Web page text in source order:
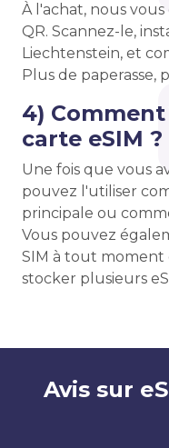
À l'achat, nous
QR. Scannez-le,
Liechtenstein, et
Plus de paperasse,
4)
carte eSIM ?
Une fois que vous
pouvez l'utiliser
principale ou
Vous pouvez
SIM à tout moment
stocker plusieurs
Avis sur